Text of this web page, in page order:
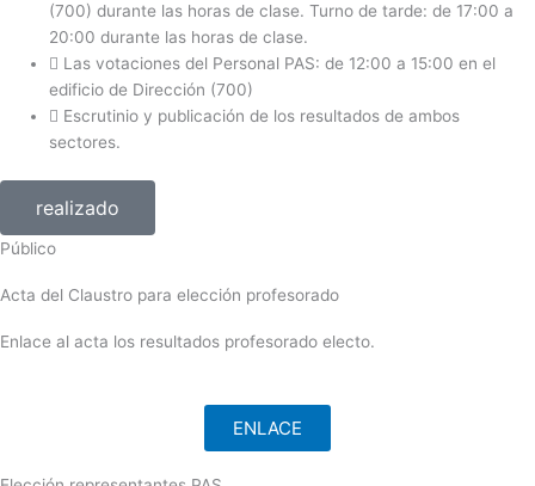
(700) durante las horas de clase. Turno de tarde: de 17:00 a
20:00 durante las horas de clase.
Las votaciones del Personal PAS: de 12:00 a 15:00 en el
edificio de Dirección (700)
Escrutinio y publicación de los resultados de ambos
sectores.
realizado
Público
Acta del Claustro para elección profesorado
Enlace al acta los resultados profesorado electo.
ENLACE